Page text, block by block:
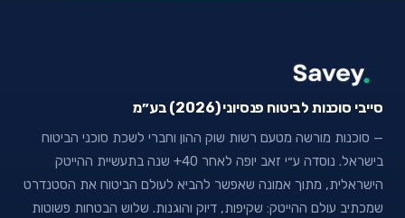
סייבי סוכנות לביטוח פנסיוני (2026) בע״מ
— סוכנות מורשה מטעם רשות שוק ההון וחברי לשכת סוכני הביטוח
בישראל. נוסדה ע״י זאב יופה לאחר 40+ שנה בתעשיית ההייטק
הישראלית, מתוך אמונה שאפשר להביא לעולם הביטוח את הסטנדרט
שמכתיב עולם ההייטק: שקיפות, דיוק והוגנות. שלוש הבטחות פשוטות